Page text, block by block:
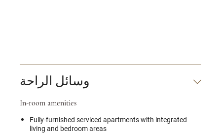
وسائل الراحة
In-room amenities
Fully-furnished serviced apartments with integrated
living and bedroom areas